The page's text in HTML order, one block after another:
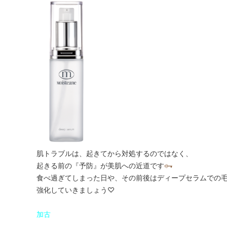
肌トラブルは、起きてから対処するのではなく、
起きる前の『予防』が美肌への近道です
食べ過ぎてしまった日や、その前後はディープセラムでの
強化していきましょう♡
加古